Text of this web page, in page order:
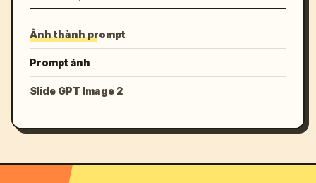
Ảnh thành prompt
Prompt ảnh
Slide GPT Image 2